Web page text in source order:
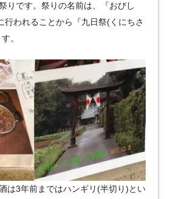
りです。祭りの名前は、『おびし
行われることから『九日祭(くにちさ
。
は3年前まではハンギリ(半切り)とい